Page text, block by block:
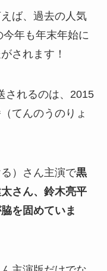
ば、過去の人気
今年も年末年始に
されます！
されるのは、2015
てんのうのりょ
）さん主演で黒
さん、鈴木亮平
を固めていま